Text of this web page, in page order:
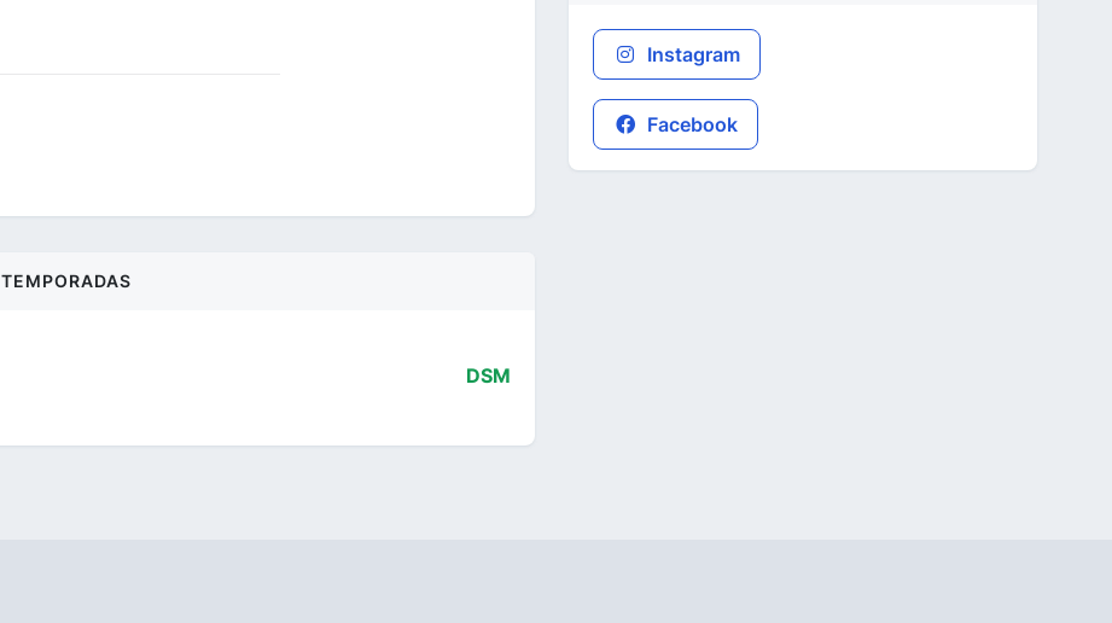
TEMPORADAS
DSM
Instagram
Facebook